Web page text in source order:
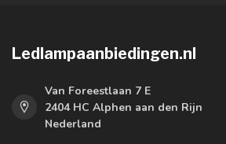
Ledlampaanbiedingen.nl
Van Foreestlaan 7 E
2404 HC Alphen aan den Rijn
Nederland